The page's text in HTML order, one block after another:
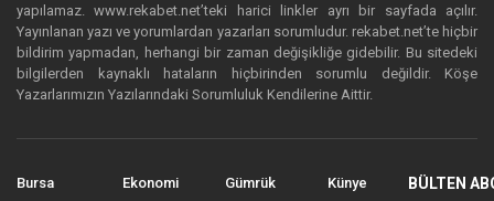
yapılamaz. www.rekabet.net’teki harici linkler ayrı bir sayfada açılır.
Yayınlanan yazı ve yorumlardan yazarları sorumludur. rekabet.net’te hiçbir
bildirim yapmadan, herhangi bir zaman değişikliğe gidebilir. Bu sitedeki
bilgilerden kaynaklı hataların hiçbirinden sorumlu değildir. Köşe
Yazarlarımızın Yazılarındaki Sorumluluk Kendilerine Aittir.
Bursa
Ekonomi
Gümrük
Künye
BÜLTEN